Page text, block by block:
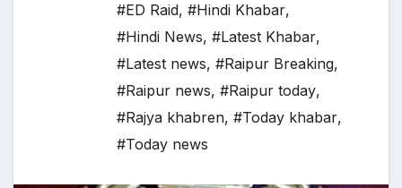
#ED Raid, #Hindi Khabar,
#Hindi News, #Latest Khabar,
#Latest news, #Raipur Breaking,
#Raipur news, #Raipur today,
#Rajya khabren, #Today khabar,
#Today news